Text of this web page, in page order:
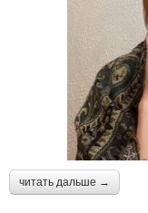
читать дальше →